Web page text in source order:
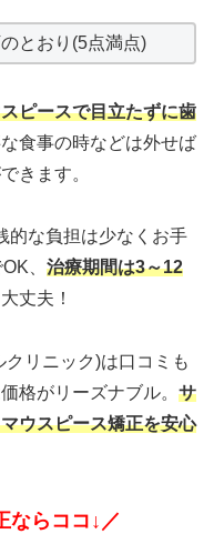
とおり(5点満点)
ピースで目立たずに歯
食事の時などは外せば
きます。
的な負担は少なくお手
、 治療期間は3～12
丈夫！
リニック)は口コミも
格がリーズナブル。 サ
ウスピース矯正を安心
ならココ↓／